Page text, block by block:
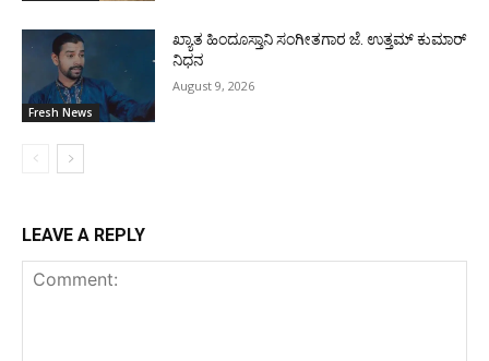
Fresh News
ಖ್ಯಾತ ಹಿಂದೂಸ್ತಾನಿ ಸಂಗೀತಗಾರ ಜೆ. ಉತ್ತಮ್ ಕುಮಾರ್
ನಿಧನ
August 9, 2026
LEAVE A REPLY